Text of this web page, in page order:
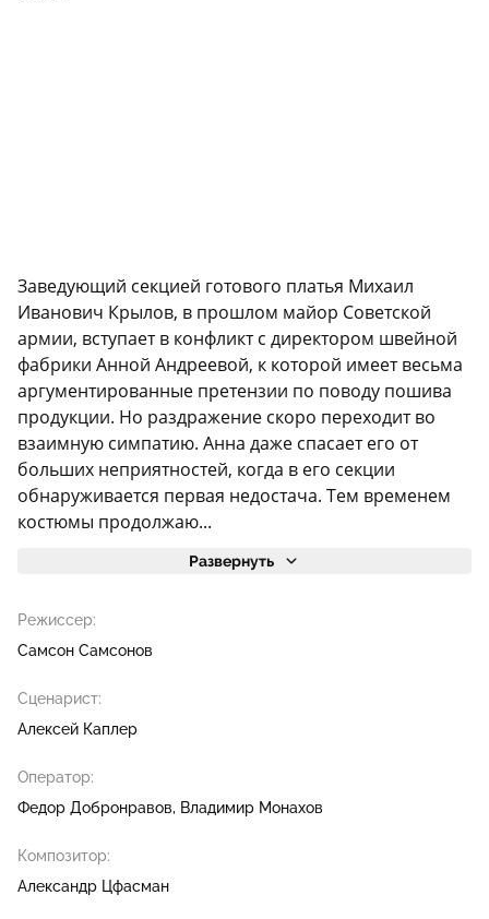
Заведующий секцией готового платья Михаил
Иванович Крылов, в прошлом майор Советской
армии, вступает в конфликт с директором швейной
фабрики Анной Андреевой, к которой имеет весьма
аргументированные претензии по поводу пошива
продукции. Но раздражение скоро переходит во
взаимную симпатию. Анна даже спасает его от
больших неприятностей, когда в его секции
обнаруживается первая недостача. Тем временем
костюмы продолжаю...
Развернуть
Режиссер:
Самсон Самсонов
Сценарист:
Алексей Каплер
Оператор:
Федор Добронравов
Владимир Монахов
Композитор:
Александр Цфасман